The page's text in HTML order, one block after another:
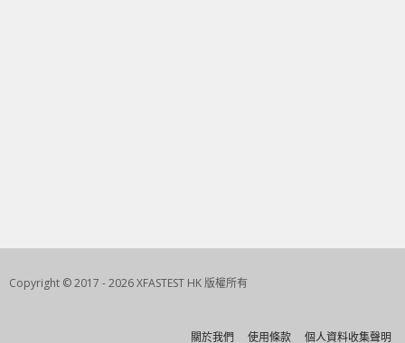
Copyright © 2017 - 2026 XFASTEST HK 版權所有
關於我們 使用條款 個人資料收集聲明